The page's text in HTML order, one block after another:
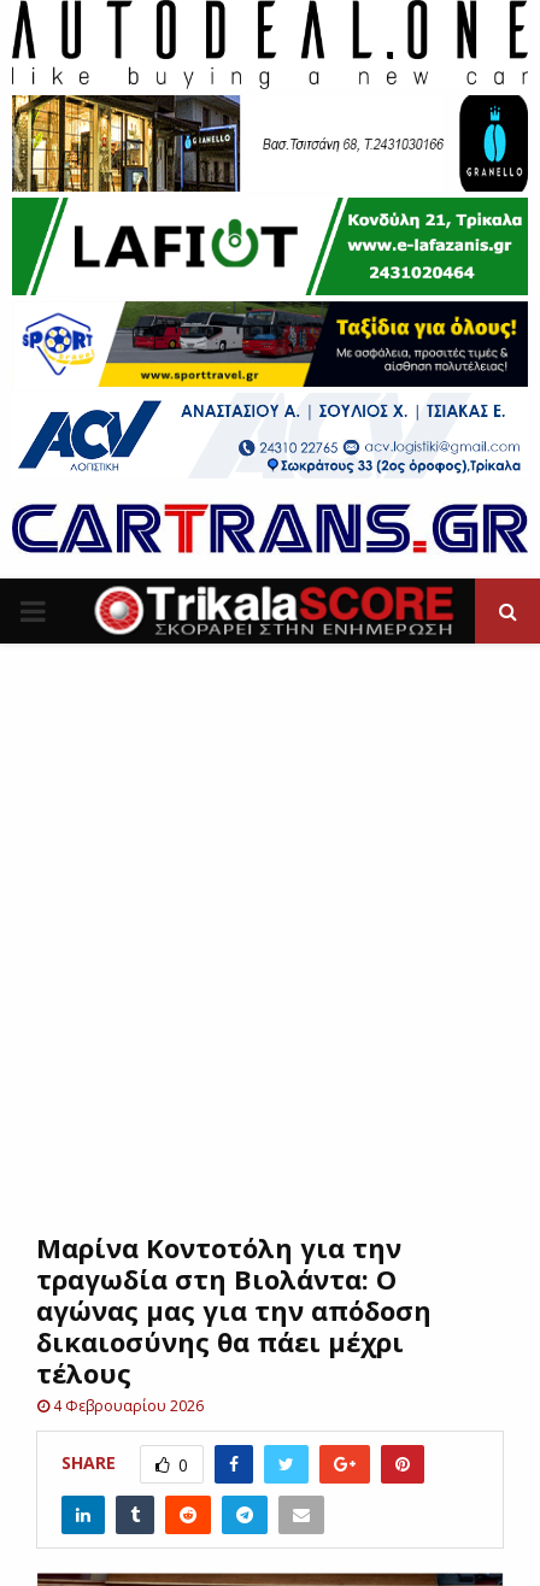
P
UΜαρίνα Κοντοτόλη για την
τραγωδία στη Βιολάντα: Ο
αγώνας μας για την απόδοση
δικαιοσύνης θα πάει μέχρι
τέλους
4 Φεβρουαρίου 2026
SHARE 0